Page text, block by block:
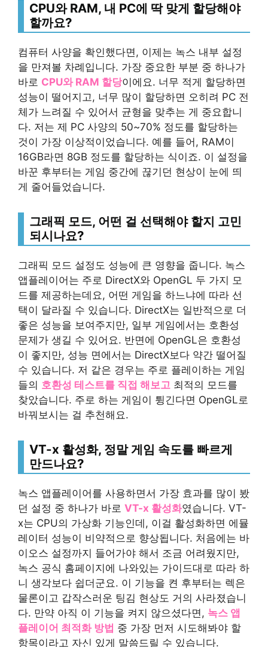
CPU와 RAM, 내 PC에 딱 맞게 할당해야
할까요?
컴퓨터 사양을 확인했다면, 이제는 녹스 내부 설정
을 만져볼 차례입니다. 가장 중요한 부분 중 하나가
바로 CPU와 RAM 할당이에요. 너무 적게 할당하면
성능이 떨어지고, 너무 많이 할당하면 오히려 PC 전
체가 느려질 수 있어서 균형을 맞추는 게 중요합니
다. 저는 제 PC 사양의 50~70% 정도를 할당하는
것이 가장 이상적이었습니다. 예를 들어, RAM이
16GB라면 8GB 정도를 할당하는 식이죠. 이 설정을
바꾼 후부터는 게임 중간에 끊기던 현상이 눈에 띄
게 줄어들었습니다.
그래픽 모드, 어떤 걸 선택해야 할지 고민
되시나요?
그래픽 모드 설정도 성능에 큰 영향을 줍니다. 녹스
앱플레이어는 주로 DirectX와 OpenGL 두 가지 모
드를 제공하는데요, 어떤 게임을 하느냐에 따라 선
택이 달라질 수 있습니다. DirectX는 일반적으로 더
좋은 성능을 보여주지만, 일부 게임에서는 호환성
문제가 생길 수 있어요. 반면에 OpenGL은 호환성
이 좋지만, 성능 면에서는 DirectX보다 약간 떨어질
수 있습니다. 저 같은 경우는 주로 플레이하는 게임
들의 호환성 테스트를 직접 해보고 최적의 모드를
찾았습니다. 주로 하는 게임이 튕긴다면 OpenGL로
바꿔보시는 걸 추천해요.
VT-x 활성화, 정말 게임 속도를 빠르게
만드나요?
녹스 앱플레이어를 사용하면서 가장 효과를 많이 봤
던 설정 중 하나가 바로 VT-x 활성화였습니다. VT-
x는 CPU의 가상화 기능인데, 이걸 활성화하면 에뮬
레이터 성능이 비약적으로 향상됩니다. 처음에는 바
이오스 설정까지 들어가야 해서 조금 어려웠지만,
녹스 공식 홈페이지에 나와있는 가이드대로 따라 하
니 생각보다 쉽더군요. 이 기능을 켠 후부터는 렉은
물론이고 갑작스러운 팅김 현상도 거의 사라졌습니
다. 만약 아직 이 기능을 켜지 않으셨다면, 녹스 앱
플레이어 최적화 방법 중 가장 먼저 시도해봐야 할
항목이라고 자신 있게 말씀드릴 수 있습니다.